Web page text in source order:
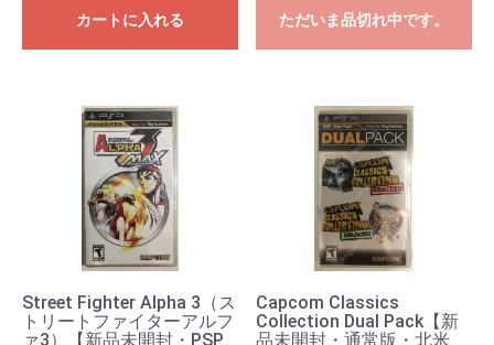
カートに入れる ただいま品切れ中です。
Street Fighter Alpha 3（ス
トリートファイターアルフ
ァ3）【新品未開封・PSP
Capcom Classics
Collection Dual Pack【新
品未開封・通常版・北米